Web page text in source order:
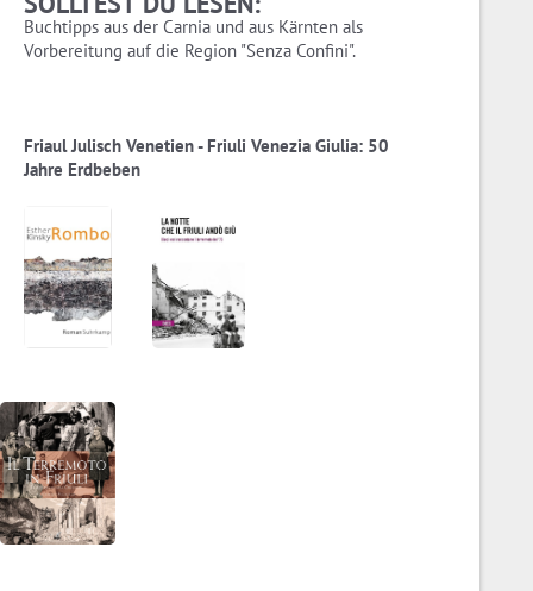
Buchtipps aus der Carnia und aus Kärnten als
Vorbereitung auf die Region "Senza Confini".
Friaul Julisch Venetien - Friuli Venezia Giulia: 50
Jahre Erdbeben